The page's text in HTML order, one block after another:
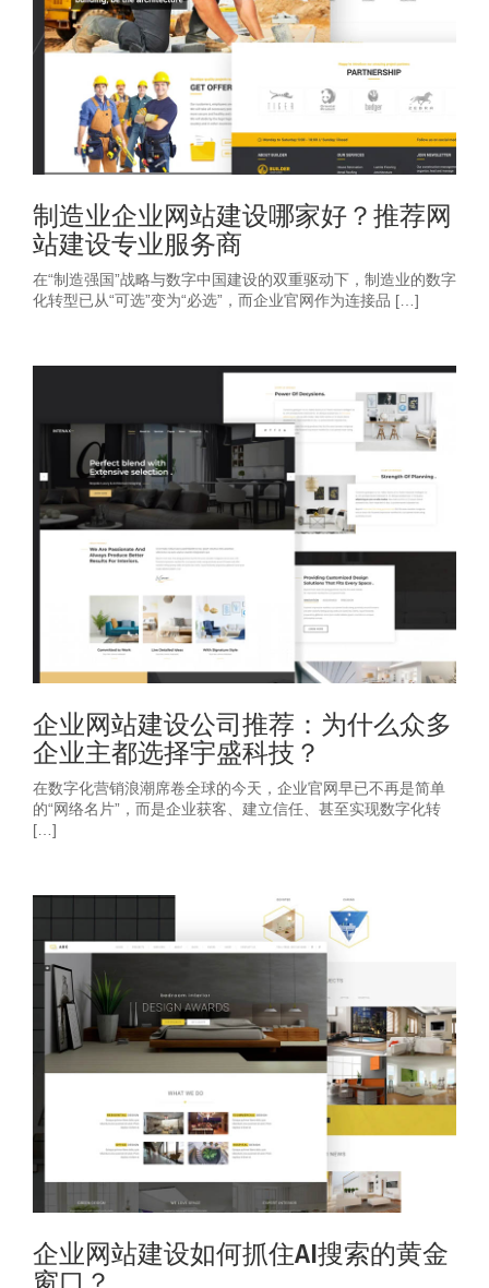
制造业企业网站建设哪家好？推荐网
站建设专业服务商
在“制造强国”战略与数字中国建设的双重驱动下，制造业的数字
化转型已从“可选”变为“必选”，而企业官网作为连接品 […]
企业网站建设公司推荐：为什么众多
企业主都选择宇盛科技？
在数字化营销浪潮席卷全球的今天，企业官网早已不再是简单
的“网络名片”，而是企业获客、建立信任、甚至实现数字化转
[…]
企业网站建设如何抓住AI搜索的黄金